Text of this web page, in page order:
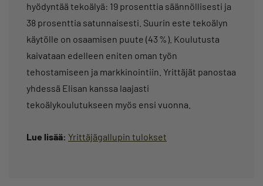
hyödyntää tekoälyä: 19 prosenttia säännöllisesti ja
38 prosenttia satunnaisesti. Suurin este tekoälyn
käytölle on osaamisen puute (43 %). Koulutusta
kaivataan edelleen eniten oman työn
tehostamiseen ja markkinointiin. Yrittäjät panostaa
yhdessä Elisan kanssa laajasti
tekoälykoulutukseen myös ensi vuonna.
Lue lisää: Yrittäjägallupin tulokset